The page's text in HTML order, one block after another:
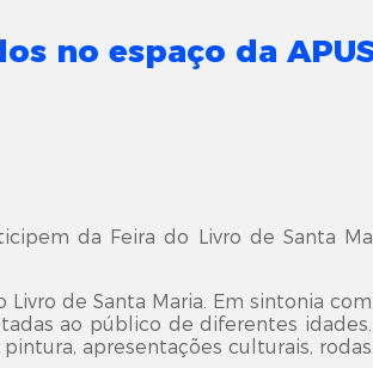
no espaço da
da Feira do Livro de Santa
Livro de Santa Maria. Em sintonia
ao público de diferentes
apresentações culturais,